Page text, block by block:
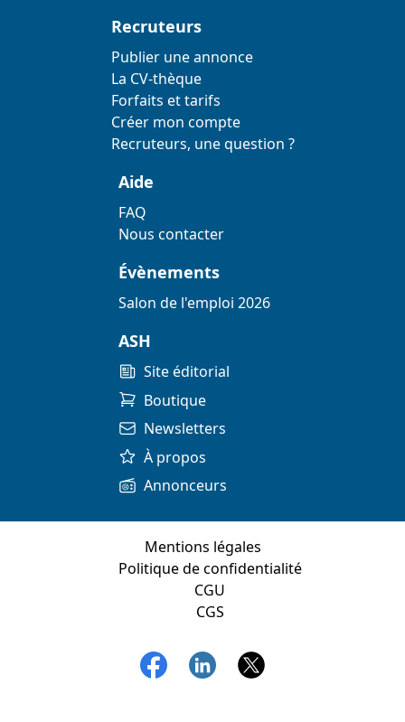
Recruteurs
Publier une annonce
La CV-thèque
Forfaits et tarifs
Créer mon compte
Recruteurs, une question ?
Aide
FAQ
Nous contacter
Évènements
Salon de l'emploi 2026
ASH
Site éditorial
Boutique
Newsletters
À propos
Annonceurs
Mentions légales
Politique de confidentialité
CGU
CGS